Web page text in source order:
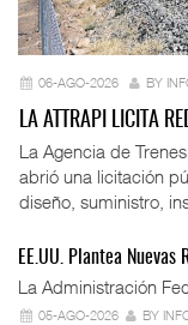
06-AGO-2026 BY
LA ATTRAPI LICITA
La Agencia de
abrió una licitación
diseño, suministro,
EE.UU. Plantea Nuevas
La Administración
05-AGO-2026 BY